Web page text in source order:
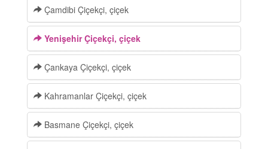
Çamdibi Çiçekçi, çiçek
Yenişehir Çiçekçi, çiçek
Çankaya Çiçekçi, çiçek
Kahramanlar Çiçekçi, çiçek
Basmane Çiçekçi, çiçek